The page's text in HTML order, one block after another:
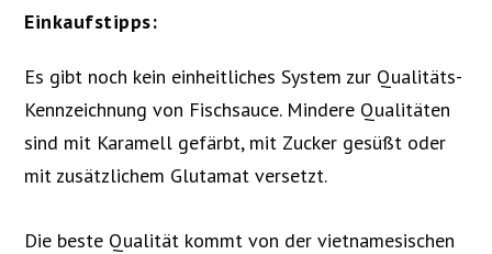
Einkaufstipps:
Es gibt noch kein einheitliches System zur Qualitäts-
Kennzeichnung von Fischsauce. Mindere Qualitäten
sind mit Karamell gefärbt, mit Zucker gesüßt oder
mit zusätzlichem Glutamat versetzt.
Die beste Qualität kommt von der vietnamesischen